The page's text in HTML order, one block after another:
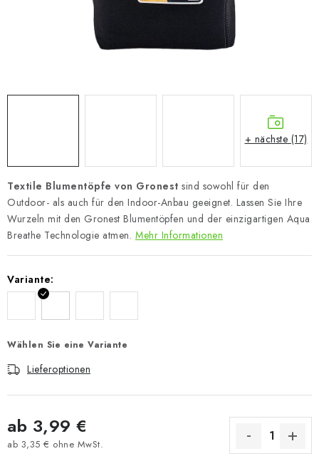
Textile Blumentöpfe von Gronest sind sowohl für den
Outdoor- als auch für den Indoor-Anbau geeignet. Lassen Sie Ihre
Wurzeln mit den Gronest Blumentöpfen und der einzigartigen Aqua
Breathe Technologie atmen. Mehr Informationen
Variante:
Wählen Sie eine Variante
Lieferoptionen
ab 3,99 €
ab 3,35 € ohne MwSt.
+ nächste (17)